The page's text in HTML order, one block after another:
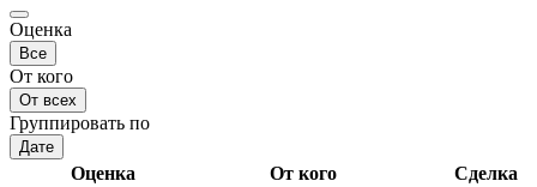
Оценка
Все
От кого
От всех
Группировать по
Дате
Оценка От кого Сделка